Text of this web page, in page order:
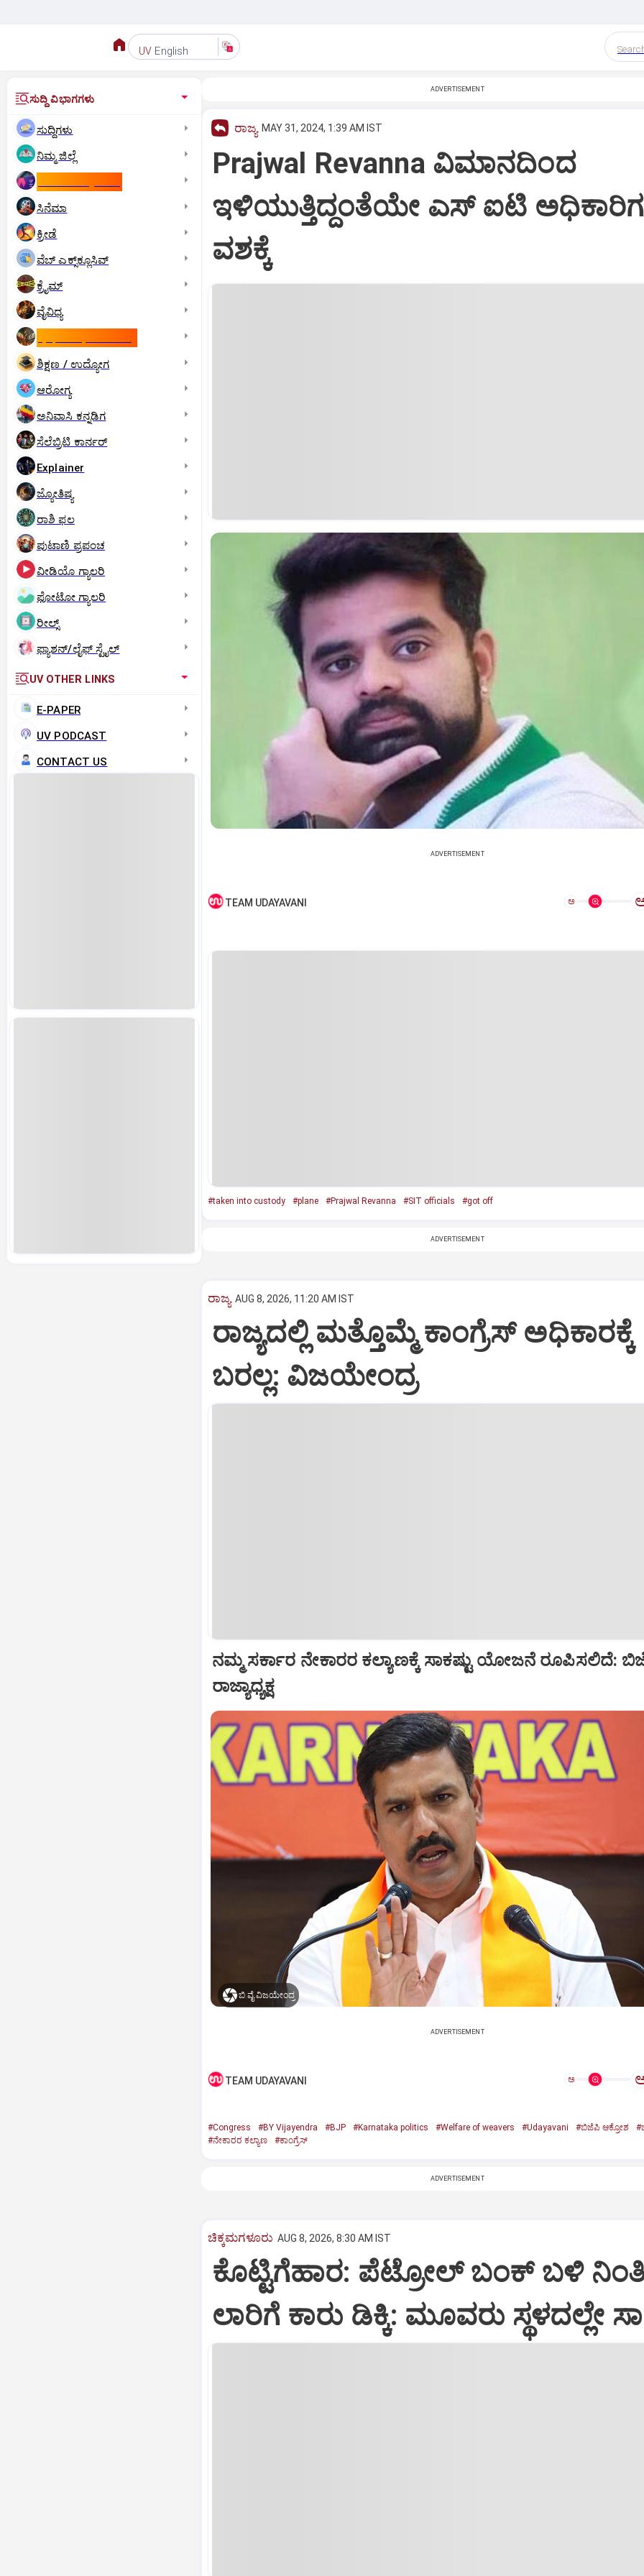
UV English
ಸುದ್ದಿ ವಿಭಾಗಗಳು
ಸುದ್ದಿಗಳು
ನಿಮ್ಮ ಜಿಲ್ಲೆ
ಸಿನೆಮಾ
ಕ್ರೀಡೆ
ವೆಬ್ ಎಕ್ಸ್‌ಕ್ಲೂಸಿವ್
ಕ್ರೈಮ್
ವೈವಿಧ್ಯ
ಶಿಕ್ಷಣ / ಉದ್ಯೋಗ
ಆರೋಗ್ಯ
ಅನಿವಾಸಿ ಕನ್ನಡಿಗ
ಸೆಲೆಬ್ರಿಟಿ ಕಾರ್ನರ್‌
Explainer
ಜ್ಯೋತಿಷ್ಯ
ರಾಶಿ ಫಲ
ಪುಟಾಣಿ ಪ್ರಪಂಚ
ವೀಡಿಯೊ ಗ್ಯಾಲರಿ
ಫೋಟೋ ಗ್ಯಾಲರಿ
ರೀಲ್ಸ್
ಫ್ಯಾಶನ್/ಲೈಫ್‌ ಸ್ಟೈಲ್
UV OTHER LINKS
E-PAPER
UV PODCAST
CONTACT US
ADVERTISEMENT
ರಾಜ್ಯ MAY 31, 2024, 1:39 AM IST
Prajwal Revanna ವಿಮಾನದಿಂದ
ಇಳಿಯುತ್ತಿದ್ದಂತೆಯೇ ಎಸ್ ಐಟಿ
ವಶಕ್ಕೆ
ADVERTISEMENT
TEAM UDAYAVANI ಅ
#taken into custody #plane #Prajwal Revanna #SIT officials #got off
ADVERTISEMENT
ರಾಜ್ಯ AUG 8, 2026, 11:20 AM IST
ರಾಜ್ಯದಲ್ಲಿ ಮತ್ತೊಮ್ಮೆ ಕಾಂಗ್ರೆಸ್‌ ಅಧಿಕಾರಕ್ಕೆ
ಬರಲ್ಲ: ವಿಜಯೇಂದ್ರ
ನಮ್ಮ ಸರ್ಕಾರ ನೇಕಾರರ ಕಲ್ಯಾಣಕ್ಕೆ ಸಾಕಷ್ಟು ಯೋಜನೆ ರೂಪಿಸಲಿದೆ:
ರಾಜ್ಯಾಧ್ಯಕ್ಷ
ಬಿ.ವೈ.ವಿಜಯೇಂದ್ರ
ADVERTISEMENT
TEAM UDAYAVANI ಅ
#Congress #BY Vijayendra #BJP #Karnataka politics #Welfare of weavers #Udayavani #ಬಿಜೆಪಿ ಆಕ್ರೋಶ
#ನೇಕಾರರ ಕಲ್ಯಾಣ
#ಕಾಂಗ್ರೆಸ್‌
ADVERTISEMENT
ಚಿಕ್ಕಮಗಳೂರು AUG 8, 2026, 8:30 AM IST
ಕೊಟ್ಟಿಗೆಹಾರ: ಪೆಟ್ರೋಲ್ ಬಂಕ್ ಬಳಿ
ಲಾರಿಗೆ ಕಾರು ಡಿಕ್ಕಿ: ಮೂವರು ಸ್ಥಳದಲ್ಲೇ